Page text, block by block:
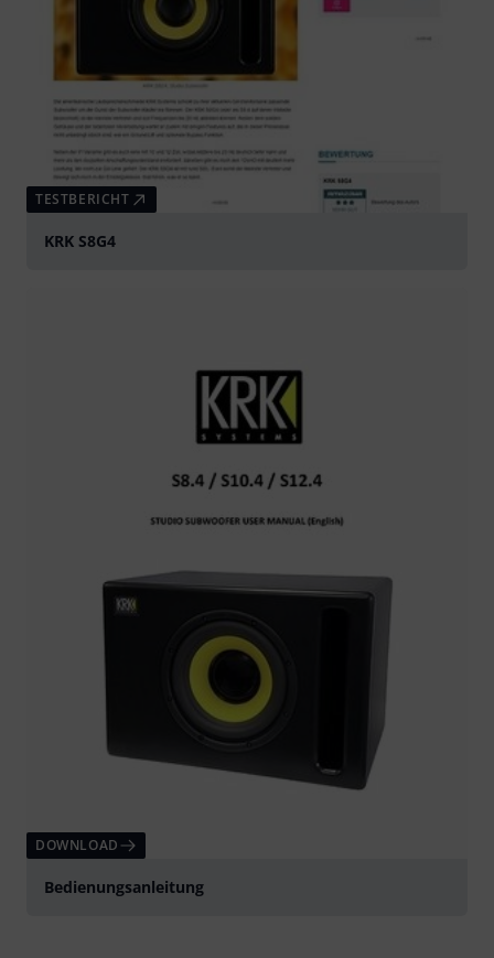
TESTBERICHT
KRK S8G4
DOWNLOAD
Bedienungsanleitung